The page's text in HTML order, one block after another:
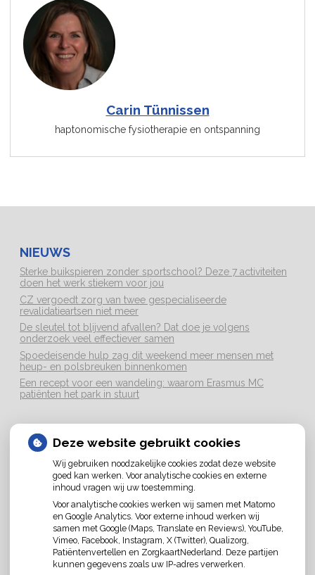
Carin Tünnissen
haptonomische fysiotherapie en ontspanning
NIEUWS
Sterke buikspieren zonder sportschool? Deze 7 activiteiten
doen het werk stiekem voor jou
CZ vergoedt zorg van twee gespecialiseerde
revalidatieartsen niet meer
De sleutel tot blijvend afvallen? Dat doe je volgens
onderzoek veel effectiever samen
Spoedeisende hulp zag dit weekend meer mensen met
heup- en polsbreuken binnenkomen
Een recept voor een wandeling: waarom Erasmus MC
patiënten het park in stuurt
LOCATIE
U heeft geen toestemming gegeven voor
externe inhouddie nodig is om dit te zien.
Cookie-instellingen wijzigen
Deze website gebruikt cookies
Wij gebruiken noodzakelijke cookies zodat deze website
goed kan werken. Voor analytische cookies en externe
inhoud vragen wij uw toestemming.
Voor analytische cookies werken wij samen met Matomo
en Google Analytics. Voor externe inhoud werken wij
samen met Google (Maps, Translate en Reviews), YouTube,
Vimeo, Facebook, Instagram, X (Twitter), Qualizorg,
Patiëntenvertellen en ZorgkaartNederland. Deze partijen
kunnen gegevens zoals uw IP-adres verwerken.